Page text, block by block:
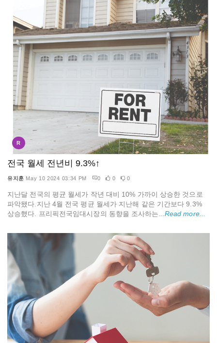
R
전국 월세 전년비 9.3%↑
유지훈 May 10 2024 03:34 PM 0 0 0
지난달 전국의 평균 월세가 작년 대비 10% 가까이 상승한 것으로
파악됐다.지난 4월 전국 평균 월세가 지난해 같은 기간보다 9.3%
상승했다. 프리픽전국임대시장의 동향을 조사하는...Read more...